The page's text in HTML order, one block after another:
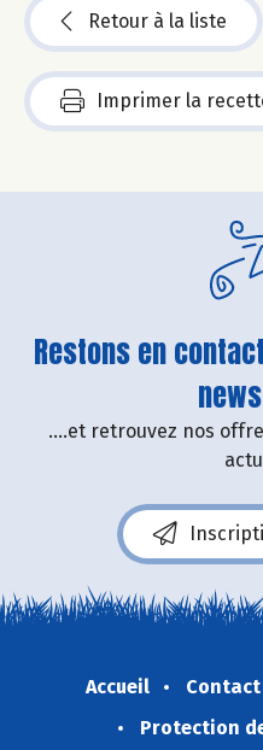
Retour à la liste
Imprimer la
Restons en
....et retrouvez nos
Accueil Contact
Protection